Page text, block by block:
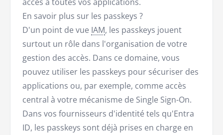
En savoir plus sur les passkeys ?
D'un point de vue IAM, les passkeys jouent
surtout un rôle dans l'organisation de votre
gestion des accès. Dans ce domaine, vous
pouvez utiliser les passkeys pour sécuriser des
applications ou, par exemple, comme accès
central à votre mécanisme de Single Sign-On.
Dans vos fournisseurs d'identité tels qu'Entra
ID, les passkeys sont déjà prises en charge en